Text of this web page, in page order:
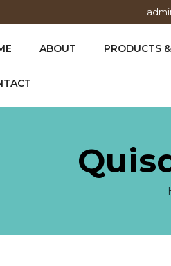
ABOUT PRODUCTS